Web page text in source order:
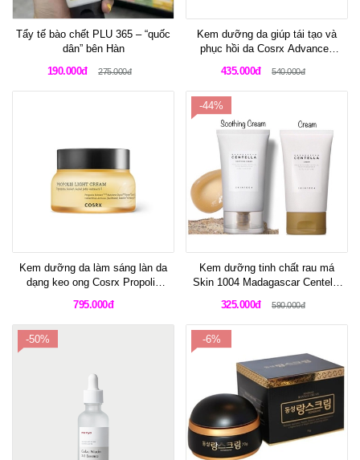
Tẩy tế bào chết PLU 365 – “quốc
dân” bên Hàn
190.000đ
275.000đ
Kem dưỡng da giúp tái tạo và
phục hồi da Cosrx Advanced
435.000đ 540.000đ
Kem dưỡng da làm sáng làn da
dạng keo ong Cosrx Propolis
795.000đ
-44%
Kem dưỡng tinh chất rau má
Skin 1004 Madagascar Centella
325.000đ 590.000đ
-50% -6%